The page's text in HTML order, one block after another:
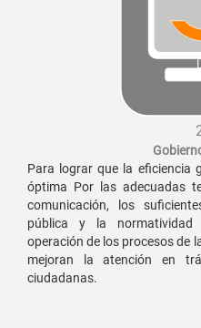
Para lograr que la eficiencia
óptima Por las adecuadas
comunicación, los
pública y la normatividad
operación de los procesos de
mejoran la atención en
ciudadanas.